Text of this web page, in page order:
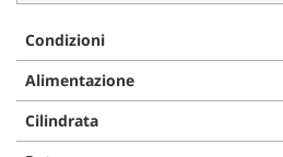
Condizioni
Alimentazione
Cilindrata
strumenti
di
tracciamento
si
rimanda
alla